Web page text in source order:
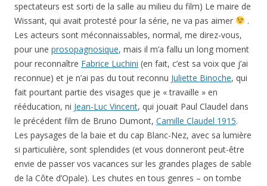
spectateurs est sorti de la salle au milieu du film) Le maire de
Wissant, qui avait protesté pour la série, ne va pas aimer
.
Les acteurs sont méconnaissables, normal, me direz-vous,
pour une prosopagnosique, mais il m’a fallu un long moment
pour reconnaître Fabrice Luchini (en fait, c’est sa voix que j’ai
reconnue) et je n’ai pas du tout reconnu Juliette Binoche, qui
fait pourtant partie des visages que je « travaille » en
rééducation, ni Jean-Luc Vincent, qui jouait Paul Claudel dans
le précédent film de Bruno Dumont, Camille Claudel 1915.
Les paysages de la baie et du cap Blanc-Nez, avec sa lumière
si particulière, sont splendides (et vous donneront peut-être
envie de passer vos vacances sur les grandes plages de sable
de la Côte d’Opale). Les chutes en tous genres – on tombe